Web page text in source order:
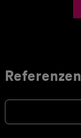
Referenzen